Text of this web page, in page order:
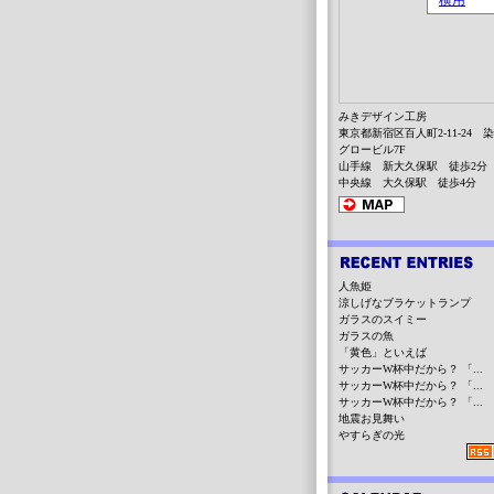
みきデザイン工房
東京都新宿区百人町2-11-24
グロービル7F
山手線 新大久保駅 徒歩2分
中央線 大久保駅 徒歩4分
人魚姫
涼しげなブラケットランプ
ガラスのスイミー
ガラスの魚
「黄色」といえば
サッカーW杯中だから？ 「...
サッカーW杯中だから？ 「...
サッカーW杯中だから？ 「...
地震お見舞い
やすらぎの光